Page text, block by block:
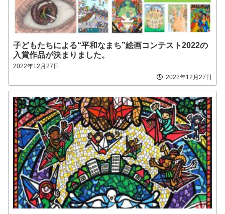
子どもたちによる“平和なまち”絵画コンテスト2022の
入賞作品が決まりました。
2022年12月27日
2022年12月27日